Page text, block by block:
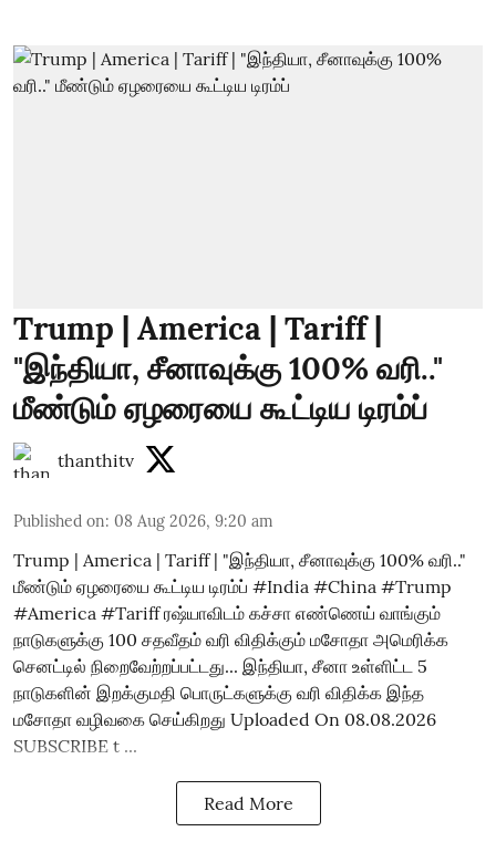
Trump | America | Tariff |
"இந்தியா, சீனாவுக்கு 100% வரி.."
மீண்டும் ஏழரையை கூட்டிய டிரம்ப்
thanthitv
Published on: 08 Aug 2026, 9:20 am
Trump | America | Tariff | "இந்தியா, சீனாவுக்கு 100% வரி.."
மீண்டும் ஏழரையை கூட்டிய டிரம்ப் #India #China #Trump
#America #Tariff ரஷ்யாவிடம் கச்சா எண்ணெய் வாங்கும்
நாடுகளுக்கு 100 சதவீதம் வரி விதிக்கும் மசோதா அமெரிக்க
செனட்டில் நிறைவேற்றப்பட்டது... இந்தியா, சீனா உள்ளிட்ட 5
நாடுகளின் இறக்குமதி பொருட்களுக்கு வரி விதிக்க இந்த
மசோதா வழிவகை செய்கிறது Uploaded On 08.08.2026
SUBSCRIBE t ...
Read More